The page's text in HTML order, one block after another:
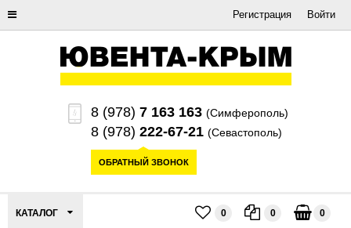
Регистрация Войти
8 (978) 7 163 163 (Симферополь)
8 (978) 222-67-21 (Севастополь)
ОБРАТНЫЙ ЗВОНОК
КАТАЛОГ 0 0 0